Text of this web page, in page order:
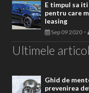
E timpul sa
pentru care
leasing
Sep 09 2020 -
Ultimele
Ghid de
prevenirea